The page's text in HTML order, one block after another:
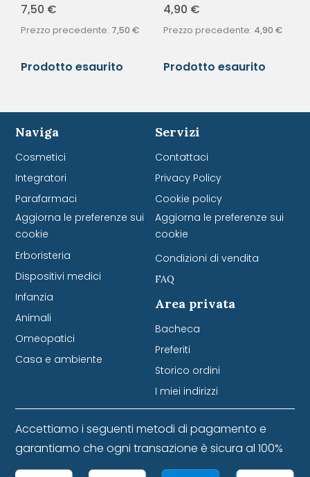
7,50 €
Prezzo precedente: 7,50 €
Prodotto esaurito
4,90 €
Prezzo precedente: 4,90 €
Prodotto esaurito
Naviga
Cosmetici
Integratori
Parafarmaci
Aggiorna le preferenze sui
cookie
Erboristeria
Dispositivi medici
Infanzia
Animali
Omeopatici
Casa e ambiente
Servizi
Contattaci
Privacy Policy
Cookie policy
Aggiorna le preferenze sui
cookie
Condizioni di vendita
FAQ
Area privata
Bacheca
Preferiti
Storico ordini
I miei indirizzi
Accettiamo i seguenti metodi di pagamento e
garantiamo che ogni transazione è sicura al 100%